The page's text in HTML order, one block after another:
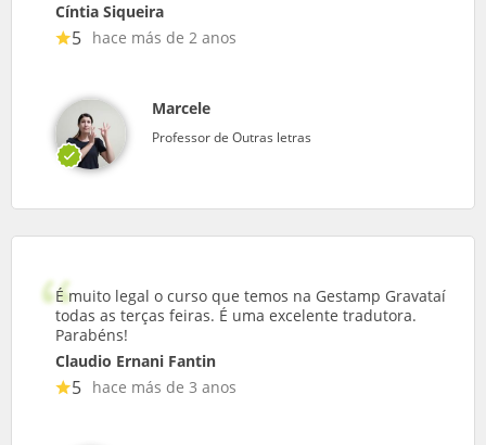
Cíntia Siqueira
5 hace más de 2 anos
Marcele
Professor de Outras letras
É muito legal o curso que temos na Gestamp Gravataí
todas as terças feiras. É uma excelente tradutora.
Parabéns!
Claudio Ernani Fantin
5 hace más de 3 anos